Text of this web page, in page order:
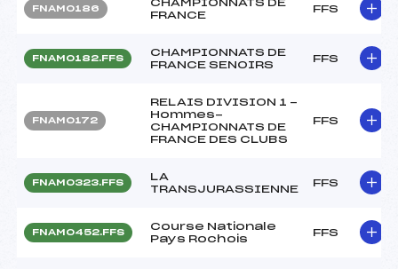
FNAM0186
CHAMPIONNATS DE
FRANCE
FFS
FNAM0182.FFS
CHAMPIONNATS DE
FRANCE SENOIRS
FFS
FNAM0172
RELAIS DIVISION 1 -
Hommes-
CHAMPIONNATS DE
FRANCE DES CLUBS
FFS
FNAM0323.FFS
LA
TRANSJURASSIENNE
FFS
FNAM0452.FFS
Course Nationale
Pays Rochois
FFS